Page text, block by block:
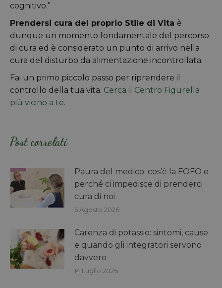
cognitivo.”
Prendersi cura del proprio Stile di Vita è
dunque un momento fondamentale del percorso
di cura ed è considerato un punto di arrivo nella
cura del disturbo da alimentazione incontrollata.
Fai un primo piccolo passo per riprendere il
controllo della tua vita. Cerca il Centro Figurella
più vicino a te.
Post correlati
Paura del medico: cos’è la FOFO e
perché ci impedisce di prenderci
cura di noi
5 Agosto 2026
Carenza di potassio: sintomi, cause
e quando gli integratori servono
davvero
14 Luglio 2026